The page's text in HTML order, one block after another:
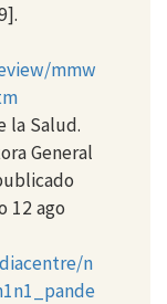
mmw
la Salud.
General
12 ago
n